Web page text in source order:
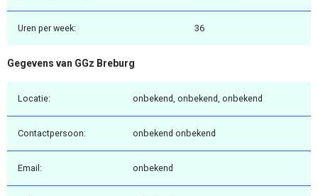
Uren per week: 36
Gegevens van GGz Breburg
Locatie: onbekend, onbekend, onbekend
Contactpersoon: onbekend onbekend
Email: onbekend